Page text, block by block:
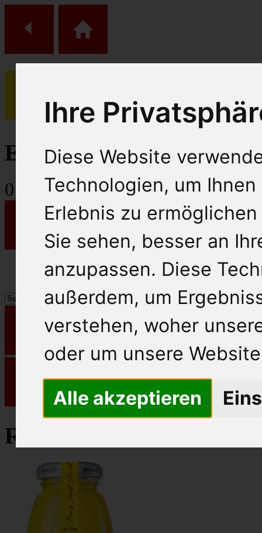
Ihre
Diese Website
Technologien, um
Erlebnis zu
Sie sehen, besser an
anzupassen. Diese
außerdem, um
verstehen, woher
oder um unsere
Alle akzeptieren
(0)
Einkaufs Wagen
0 Artikel
Rauch Fruchtsaft